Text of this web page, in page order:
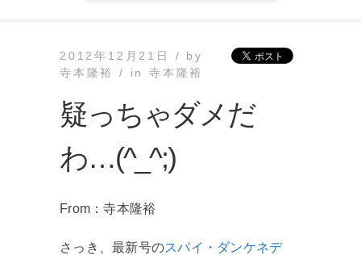
2012年12月21日 / by
寺本隆裕 / in 寺本隆裕
疑っちゃダメだ
わ…(^_^;)
From：寺本隆裕
さっき、最新号のスパイ・ダンケネデ